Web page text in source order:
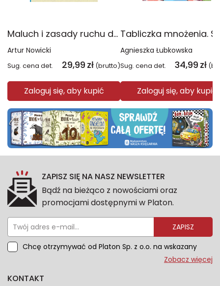
Maluch i zasady ruchu drogowego. Zadania, zabawy, kolorowanki
Artur Nowicki
Sug. cena det. 29,99 zł (brutto)
Zaloguj się, aby kupić
Agnieszka Łubkowska
Sug. cena det. 34,99 zł
Zaloguj się, aby kupić
ZAPISZ SIĘ NA NASZ NEWSLETTER
Bądź na bieżąco z nowościami oraz
promocjami dostępnymi w Platon.
ZAPISZ
Chcę otrzymywać od Platon Sp. z o.o. na wskazany
przeze mnie adres e-mail informacje marketingowe
dotyczące danych osobowych znajdziesz w naszej
Zobacz więcej
KONTAKT